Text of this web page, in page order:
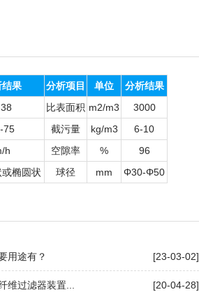
果 分析项目 单位
分析结果
比表面积 m2/m3
3000
75 截污量 kg/m3
6-10
h 空隙率 %
96
椭圆状 球径 mm Φ30-Φ50
[23-03-02]
用途有？
[20-04-28]
维过滤器装置...